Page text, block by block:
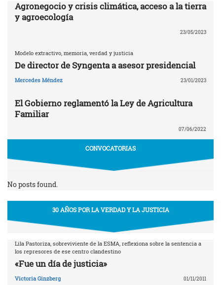
Agronegocio y crisis climática, acceso a la tierra
y agroecología
23/05/2023
Modelo extractivo, memoria, verdad y justicia
De director de Syngenta a asesor presidencial
Mercedes Méndez 23/01/2023
El Gobierno reglamentó la Ley de Agricultura
Familiar
07/06/2022
CONVOCATORIAS
No posts found.
30 AÑOS POR LA VERDAD Y LA JUSTICIA
Lila Pastoriza, sobreviviente de la ESMA, reflexiona sobre la sentencia a
los represores de ese centro clandestino
«Fue un día de justicia»
Victoria Ginzberg 01/11/2011